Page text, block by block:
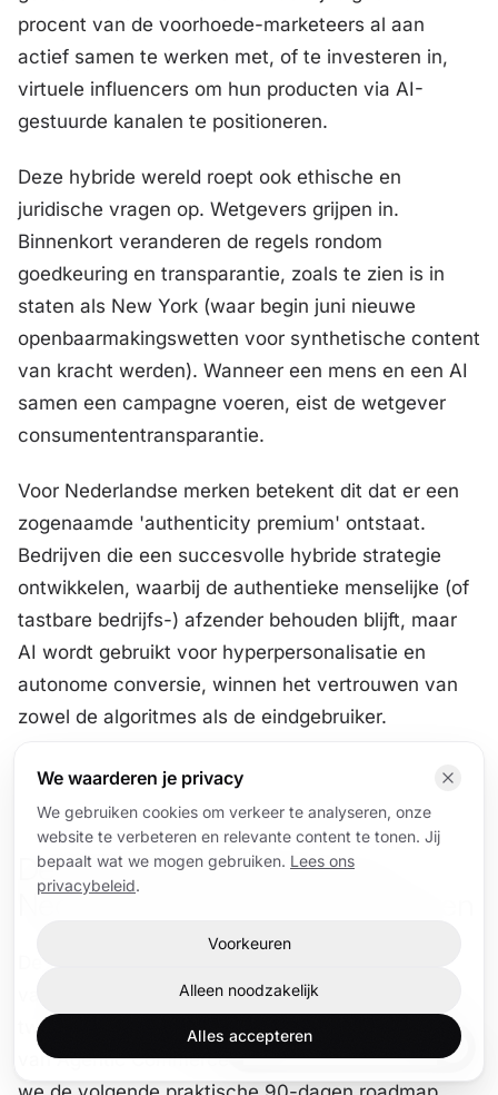
Plan een kennismaking
We waarderen je privacy
We gebruiken cookies om verkeer te analyseren, onze
website te verbeteren en relevante content te tonen. Jij
bepaalt wat we mogen gebruiken. Lees ons
privacybeleid.
Voorkeuren
Alleen noodzakelijk
Alles accepteren
procent van de voorhoede-marketeers al aan
actief samen te werken met, of te investeren in,
virtuele influencers om hun producten via AI-
gestuurde kanalen te positioneren.
Deze hybride wereld roept ook ethische en
juridische vragen op. Wetgevers grijpen in.
Binnenkort veranderen de regels rondom
goedkeuring en transparantie, zoals te zien is in
staten als New York (waar begin juni nieuwe
openbaarmakingswetten voor synthetische content
van kracht werden). Wanneer een mens en een AI
samen een campagne voeren, eist de wetgever
consumententransparantie.
Voor Nederlandse merken betekent dit dat er een
zogenaamde 'authenticity premium' ontstaat.
Bedrijven die een succesvolle hybride strategie
ontwikkelen, waarbij de authentieke menselijke (of
tastbare bedrijfs-) afzender behouden blijft, maar
AI wordt gebruikt voor hyperpersonalisatie en
autonome conversie, winnen het vertrouwen van
zowel de algoritmes als de eindgebruiker.
De 90-dagen roadmap voor
Nederlandse marketingdirecteuren
van de verandering binnen uw organisatie is stap
twee. Om voorbereid te zijn op de volledige uitrol
van Agentic Commerce en AI-search, adviseren